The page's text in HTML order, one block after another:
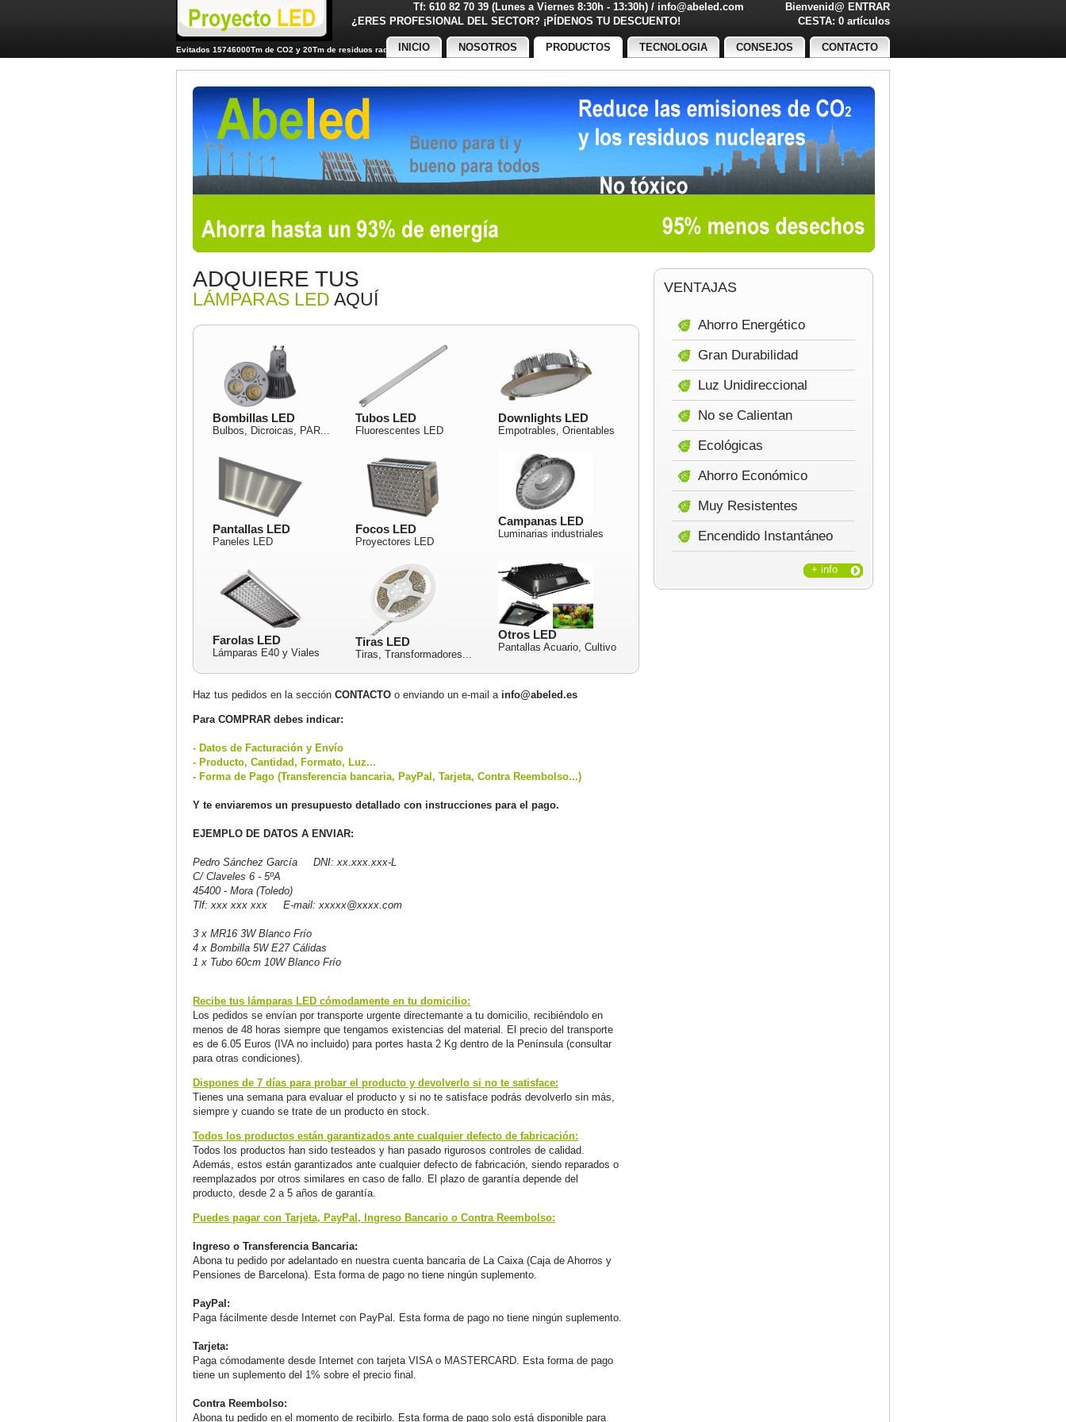
Tf: 610 82 70 39 (Lunes a Viernes 8:30h - 13:30h) / info@abeled.com Bienvenid@ ENTRAR
¿ERES PROFESIONAL DEL SECTOR? ¡PÍDENOS TU DESCUENTO!
CESTA: 0 artículos
Evitados 15746000Tm de CO2 y 20Tm de residuos radiactivos
INICIO NOSOTROS PRODUCTOS TECNOLOGIA CONSEJOS CONTACTO
VENTAJAS
Ahorro Energético
Gran Durabilidad
Luz Unidireccional
No se Calientan
Ecológicas
Ahorro Económico
Muy Resistentes
Encendido Instantáneo
+ info
ADQUIERE TUS
LÁMPARAS LED AQUÍ
Bombillas LED
Bulbos, Dicroicas, PAR...
Tubos LED
Fluorescentes LED
Downlights LED
Empotrables, Orientables
Pantallas LED
Paneles LED
Focos LED
Proyectores LED
Campanas LED
Luminarias industriales
Farolas LED
Lámparas E40 y Viales
Tiras LED
Tiras, Transformadores...
Otros LED
Pantallas Acuario, Cultivo
Haz tus pedidos en la sección CONTACTO o enviando un e-mail a info@abeled.es
Para COMPRAR debes indicar:
- Datos de Facturación y Envío
- Producto, Cantidad, Formato, Luz...
- Forma de Pago (Transferencia bancaria, PayPal, Tarjeta, Contra Reembolso...)
Y te enviaremos un presupuesto detallado con instrucciones para el pago.
EJEMPLO DE DATOS A ENVIAR:
Pedro Sánchez García DNI: xx.xxx.xxx-L
C/ Claveles 6 - 5ºA
45400 - Mora (Toledo)
Tlf: xxx xxx xxx E-mail: xxxxx@xxxx.com
3 x MR16 3W Blanco Frío
4 x Bombilla 5W E27 Cálidas
1 x Tubo 60cm 10W Blanco Frío
Recibe tus lámparas LED cómodamente en tu domicilio:
Los pedidos se envían por transporte urgente directemante a tu domicilio, recibiéndolo en
menos de 48 horas siempre que tengamos existencias del material. El precio del transporte
es de 6.05 Euros (IVA no incluido) para portes hasta 2 Kg dentro de la Península (consultar
para otras condiciones).
Dispones de 7 días para probar el producto y devolverlo si no te satisface:
Tienes una semana para evaluar el producto y si no te satisface podrás devolverlo sin más,
siempre y cuando se trate de un producto en stock.
Todos los productos están garantizados ante cualquier defecto de fabricación:
Todos los productos han sido testeados y han pasado rigurosos controles de calidad.
Además, estos están garantizados ante cualquier defecto de fabricación, siendo reparados o
reemplazados por otros similares en caso de fallo. El plazo de garantía depende del
producto, desde 2 a 5 años de garantía.
Puedes pagar con Tarjeta, PayPal, Ingreso Bancario o Contra Reembolso:
Ingreso o Transferencia Bancaria:
Abona tu pedido por adelantado en nuestra cuenta bancaria de La Caixa (Caja de Ahorros y
Pensiones de Barcelona). Esta forma de pago no tiene ningún suplemento.
PayPal:
Paga fácilmente desde Internet con PayPal. Esta forma de pago no tiene ningún suplemento.
Tarjeta:
Paga cómodamente desde Internet con tarjeta VISA o MASTERCARD. Esta forma de pago
tiene un suplemento del 1% sobre el precio final.
Contra Reembolso:
Abona tu pedido en el momento de recibirlo. Esta forma de pago solo está disponible para